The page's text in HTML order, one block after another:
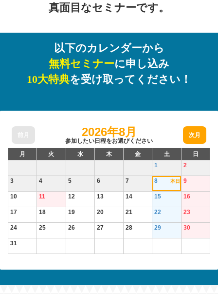
真面目なセミナーです。
以下のカレンダーから
無料セミナーに申し込み
10大特典を受け取ってください！
前月 2026年8月
参加したい日程をお選びください
次月
月 火 水 木 金 土
日
1
2
3 4 5 6 7 8 本日 9
10 11 12 13 14 15 16
17 18 19 20 21 22 23
24 25 26 27 28 29 30
31